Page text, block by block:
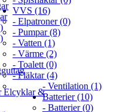
Elcyklar &
VVS (16)
- Elpatroner (0)
- Pumpar (8)
- Vatten (1)
- Värme (2)
- Toalett (0)
- Fläktar (4)
- Ventilation (1)
Batterier (10)
- Batterier (0)